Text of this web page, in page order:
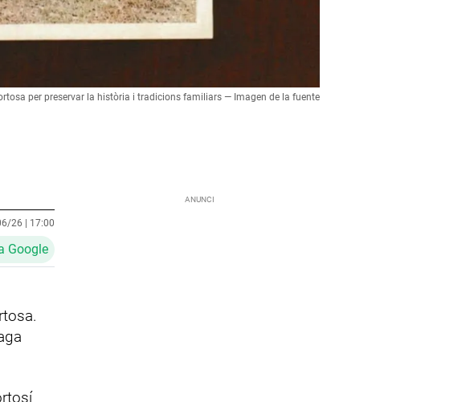
per preservar la història i tradicions familiars — Imagen de la fuente
26 | 17:00
Google